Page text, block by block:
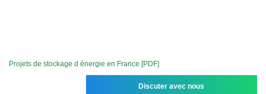
Projets de stockage d énergie en France [PDF]
Discuter avec nous